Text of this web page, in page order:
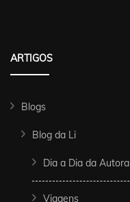
ARTIGOS
Blogs
Blog da Li
Dia a Dia da Autora
Viagens